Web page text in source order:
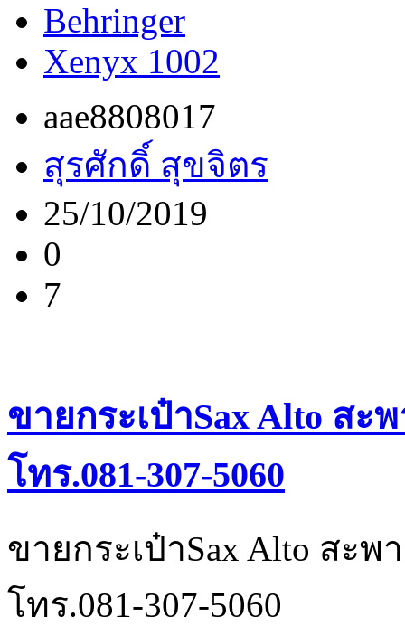
Behringer
Xenyx 1002
aae8808017
สุรศักดิ์ สุขจิตร
25/10/2019
0
7
ขายกระเป๋าSax Alto สะ
โทร.081-307-5060
ขายกระเป๋าSax Alto สะ
โทร.081-307-5060